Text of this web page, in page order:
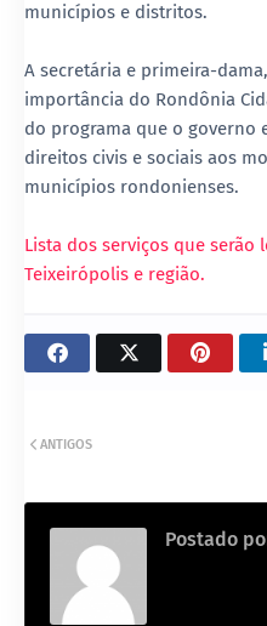
municípios e distritos.
A secretária e primeira-
importância do Rondônia
do programa que o governo
direitos civis e sociais aos
municípios rondonienses.
Lista dos serviços que serão
Teixeirópolis e região.
ANTIGOS
Postado